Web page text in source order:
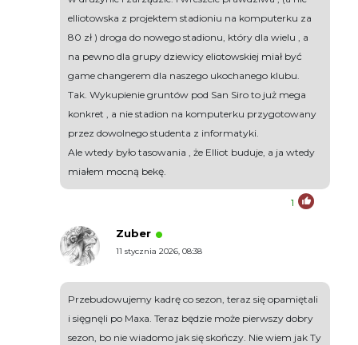
elliotowska z projektem stadioniu na komputerku za
80 zł ) droga do nowego stadionu, który dla wielu , a
na pewno dla grupy dziewicy eliotowskiej miał być
game changerem dla naszego ukochanego klubu.
Tak. Wykupienie gruntów pod San Siro to już mega
konkret , a nie stadion na komputerku przygotowany
przez dowolnego studenta z informatyki.
Ale wtedy było tasowania , że Elliot buduje, a ja wtedy
miałem mocną bekę.
1
Zuber
11 stycznia 2026, 08:38
Przebudowujemy kadrę co sezon, teraz się opamiętali
i sięgnęli po Maxa. Teraz będzie może pierwszy dobry
sezon, bo nie wiadomo jak się skończy. Nie wiem jak Ty